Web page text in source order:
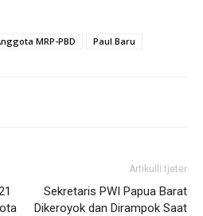
MRP-PBD Paul Baru
Artikulli tjetër
Sekretaris PWI Papua Barat
Dikeroyok dan Dirampok Saat